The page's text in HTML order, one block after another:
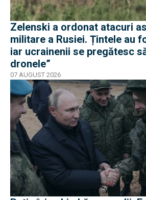
Zelenski a ordonat atacuri
militare a Rusiei. Țintele au
iar ucrainenii se pregătesc
dronele”
07 AUGUST 2026